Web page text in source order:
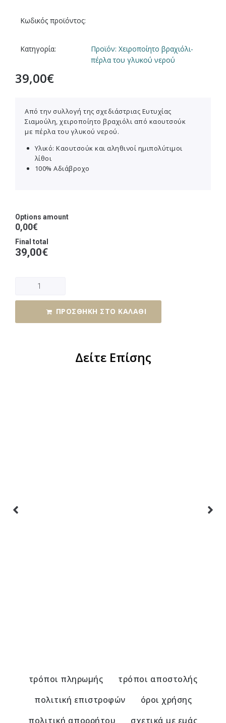
Κωδικός προϊόντος:
Κατηγορία:
Προϊόν: Χειροποίητο βραχιόλι-
πέρλα του γλυκού νερού
39,00€
Από την συλλογή της σχεδιάστριας Ευτυχίας
Σιαμούλη, χειροποίητο βραχιόλι από καουτσούκ
με πέρλα του γλυκού νερού.
Υλικό: Καουτσούκ και αληθινοί ημιπολύτιμοι
λίθοι
100% Αδιάβροχο
Options amount
0,00€
Final total
39,00€
ΠΡΟΣΘΉΚΗ ΣΤΟ ΚΑΛΆΘΙ
Δείτε Επίσης
τρόποι πληρωμής
τρόποι αποστολής
πολιτική επιστροφών
όροι χρήσης
πολιτική απορρήτου
σχετικά με εμάς